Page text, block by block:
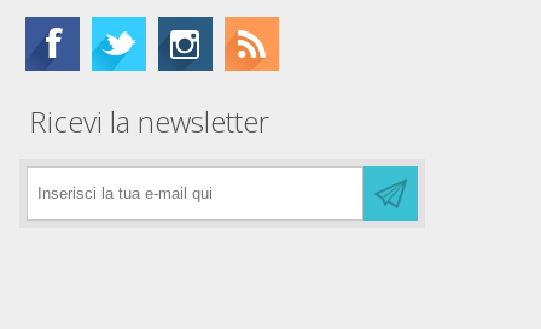
Ricevi la newsletter